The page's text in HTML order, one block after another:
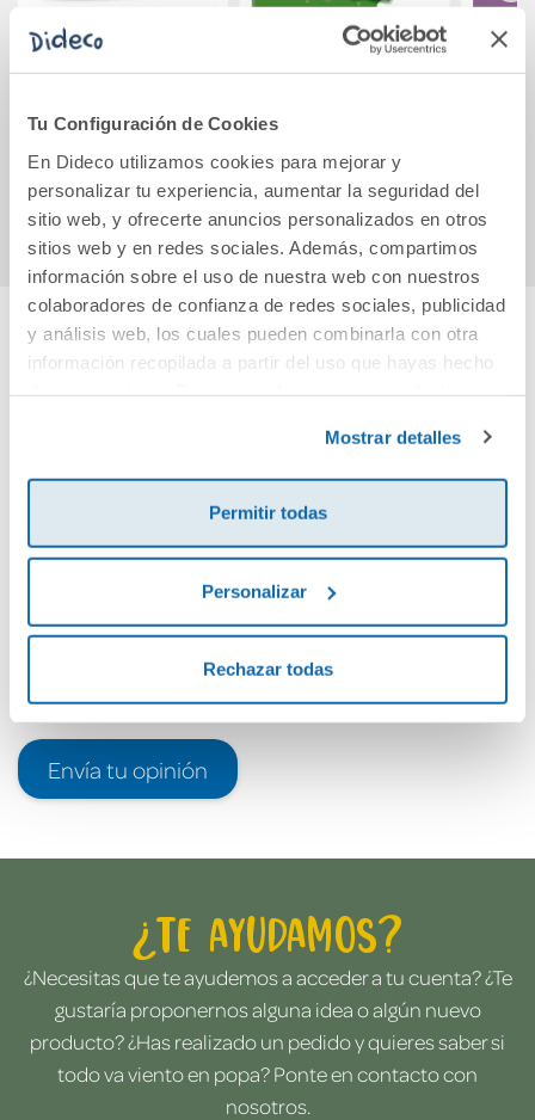
Tu Configuración de Cookies
En Dideco utilizamos cookies para mejorar y
personalizar tu experiencia, aumentar la seguridad del
sitio web, y ofrecerte anuncios personalizados en otros
sitios web y en redes sociales. Además, compartimos
información sobre el uso de nuestra web con nuestros
colaboradores de confianza de redes sociales, publicidad
y análisis web, los cuales pueden combinarla con otra
información recopilada a partir del uso que hayas hecho
Mostrar detalles
Permitir todas
Personalizar
Rechazar todas
Ortografía 1 (6-7
años. Para
Comprar
¡Conoce al dragón
pop-up y a sus
Comprar
Cuéntanos tu opinión
¡Sé el primero en valorar este producto!
Debes iniciar sesión para poder valorarlo
Envía tu opinión
¿Te ayudamos?
¿Necesitas que te ayudemos a acceder a tu cuenta? ¿Te
gustaría proponernos alguna idea o algún nuevo
producto? ¿Has realizado un pedido y quieres saber si
todo va viento en popa? Ponte en contacto con
nosotros.